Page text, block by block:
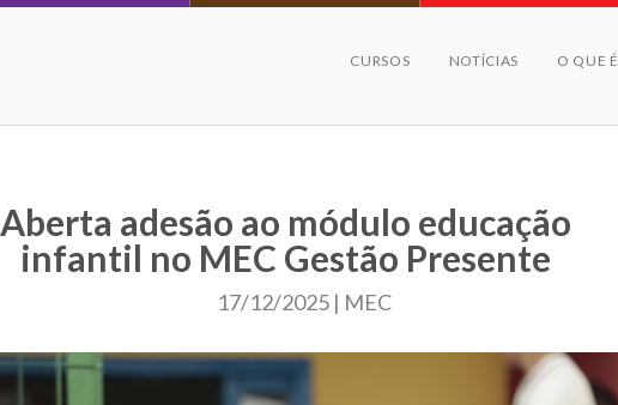
CURSOS NOTÍCIAS O QUE É
Aberta adesão ao módulo educação
infantil no MEC Gestão Presente
17/12/2025 | MEC